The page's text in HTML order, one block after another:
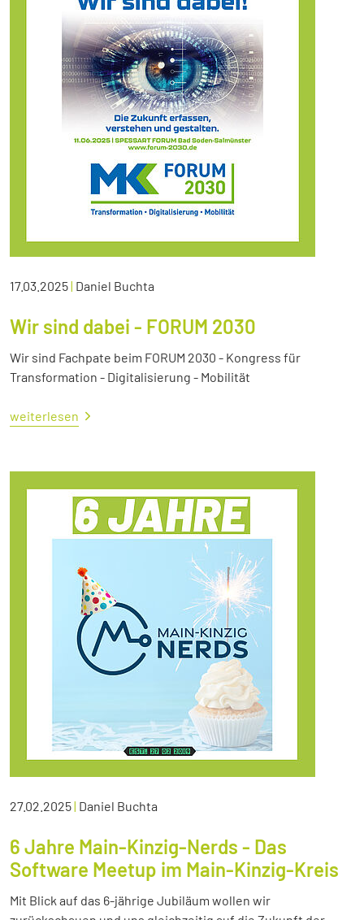
17.03.2025| Daniel Buchta
Wir sind dabei - FORUM 2030
Wir sind Fachpate beim FORUM 2030 - Kongress für
Transformation - Digitalisierung - Mobilität
weiterlesen
27.02.2025| Daniel Buchta
6 Jahre Main-Kinzig-Nerds - Das
Software Meetup im Main-Kinzig-Kreis
Mit Blick auf das 6-jährige Jubiläum wollen wir